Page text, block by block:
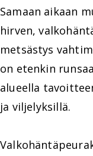
Samaan aikaan
hirven,
metsästys
on etenkin
alueella
ja viljelyksillä.